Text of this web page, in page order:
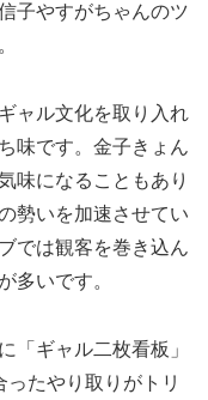
子やすがちゃんのツ
ャル文化を取り入れ
味です。金子きょん
味になることもあり
勢いを加速させてい
では観客を巻き込ん
多いです。
「ギャル二枚看板」
たやり取りがトリ